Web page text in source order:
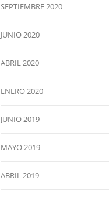
SEPTIEMBRE 2020
JUNIO 2020
ABRIL 2020
ENERO 2020
JUNIO 2019
MAYO 2019
ABRIL 2019